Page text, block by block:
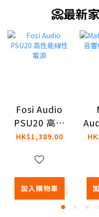
📀最新
Fosi Audio
PSU20 高性
能線性電源
HK$1,389.00
加入購物車